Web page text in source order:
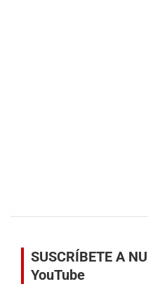
SUSCRÍBETE A
YouTube